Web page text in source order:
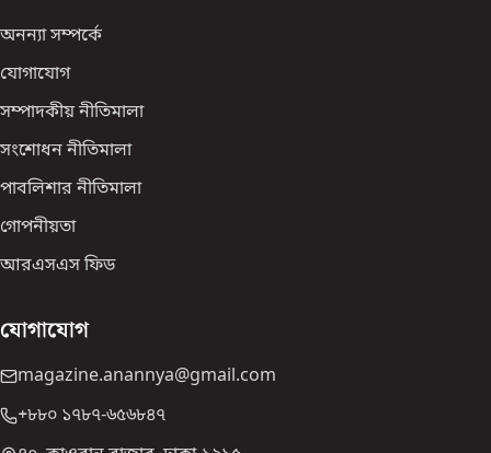
অনন্যা সম্পর্কে
যোগাযোগ
সম্পাদকীয় নীতিমালা
সংশোধন নীতিমালা
পাবলিশার নীতিমালা
গোপনীয়তা
আরএসএস ফিড
যোগাযোগ
magazine.anannya@gmail.com
+৮৮০ ১৭৮৭-৬৫৬৮৪৭